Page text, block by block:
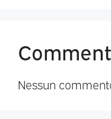
Nessun